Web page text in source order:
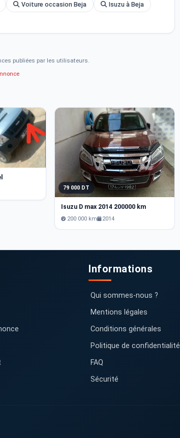
Voiture occasion Beja Isuzu à Beja
publiées par les utilisateurs.
79 000 DT
Isuzu D max 2014 200000 km
200 000 km 2014
Informations
Qui sommes-nous ?
Mentions légales
Conditions générales
Politique de confidentialité
FAQ
Sécurité